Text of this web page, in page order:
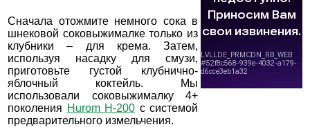
Сначала отожмите немного сока в
шнековой соковыжималке только из
клубники – для крема. Затем,
используя насадку для смузи,
приготовьте густой клубнично-
яблочный коктейль. Мы
использовали соковыжималку 4+
поколения Hurom H-200 с системой
предварительного измельчения.